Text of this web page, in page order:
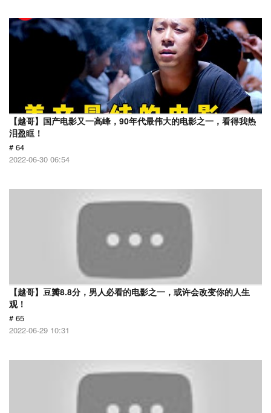
【越哥】国产电影又一高峰，90年代最伟大的电影之一，看得我热
泪盈眶！
# 64
2022-06-30 06:54
【越哥】豆瓣8.8分，男人必看的电影之一，或许会改变你的人生
观！
# 65
2022-06-29 10:31